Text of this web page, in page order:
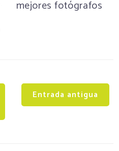
mejores fotógrafos
Entrada antigua